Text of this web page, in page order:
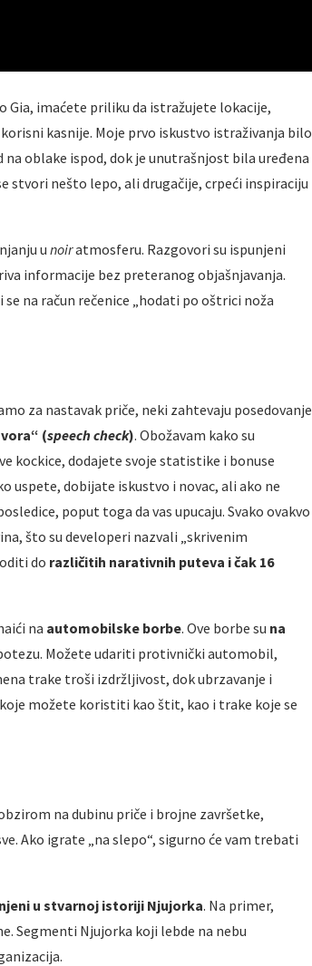
Gia, imaćete priliku da istražujete lokacije,
kasnije. Moje prvo iskustvo istraživanja bilo
oblake ispod, dok je unutrašnjost bila uređena
stvori nešto lepo, ali drugačije, crpeći inspiraciju
unoiratmosferu. Razgovori su ispunjeni
informacije bez preteranog objašnjavanja.
na račun rečenice „hodati po oštrici noža
za nastavak priče, neki zahtevaju posedovanje
(speech check). Obožavam kako su
kockice, dodajete svoje statistike i bonuse
uspete, dobijate iskustvo i novac, ali ako ne
poput toga da vas upucaju. Svako ovakvo
što su developeri nazvali „skrivenim
do različitih narativnih puteva i čak 16
na automobilske borbe. Ove borbe su na
Možete udariti protivnički automobil,
trake troši izdržljivost, dok ubrzavanje i
možete koristiti kao štit, kao i trake koje se
na dubinu priče i brojne završetke,
Ako igrate „na slepo“, sigurno će vam trebati
u stvarnoj istoriji Njujorka. Na primer,
Segmenti Njujorka koji lebde na nebu